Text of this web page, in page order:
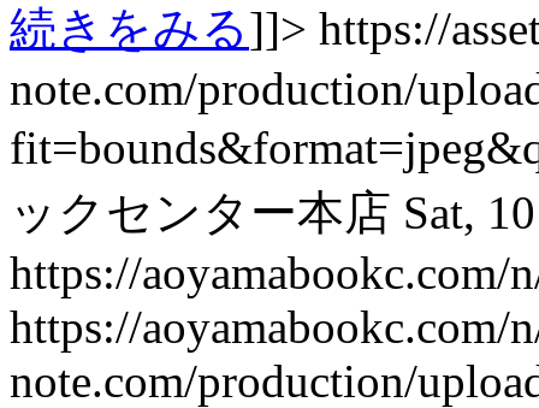
続きをみる]]> https://
note.com/production/
ックセンター本店 Sat,
https://aoyamabookc.com/
https://aoyamabookc.com/
note.com/production/